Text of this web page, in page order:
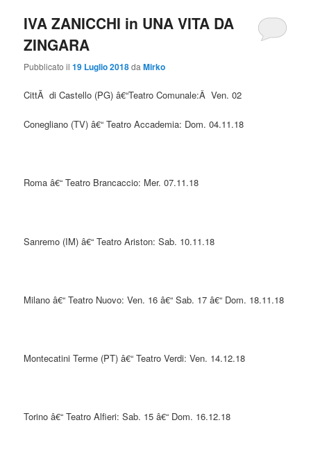
IVA ZANICCHI in UNA VITA DA
ZINGARA
Pubblicato il19 Luglio 2018daMirko
CittÃ di Castello (PG) â€“Teatro Comunale:Â Ven. 02
Conegliano (TV) â€“ Teatro Accademia: Dom. 04.11.18
Roma â€“ Teatro Brancaccio: Mer. 07.11.18
Sanremo (IM) â€“ Teatro Ariston: Sab. 10.11.18
Milano â€“ Teatro Nuovo: Ven. 16 â€“ Sab. 17 â€“ Dom. 18.11.18
Montecatini Terme (PT) â€“ Teatro Verdi: Ven. 14.12.18
Torino â€“ Teatro Alfieri: Sab. 15 â€“ Dom. 16.12.18